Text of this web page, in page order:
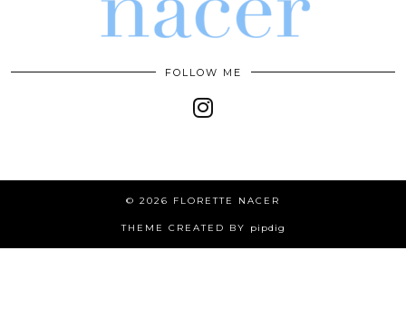
FOLLOW ME
© 2026 FLORETTE NACER
THEME CREATED BY pipdig